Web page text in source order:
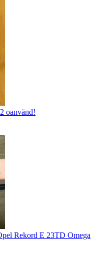
oanvänd!
Rekord E 23TD Omega